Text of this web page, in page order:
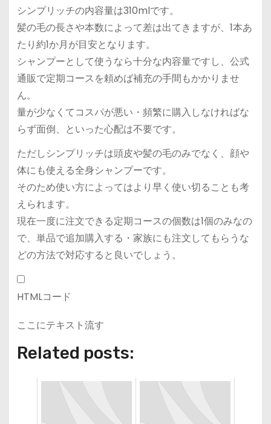
シンプリッチの内容量は310mlです。
髪の毛の長さや本数によって差は出てきますが、1本あ
たり約1か月が目安となります。
シャンプーとして使うなら十分な内容量ですし、公式
通販で定期コースを頼めば補充の手間もかかりませ
ん。
量が少なくてコスパが悪い・頻繁に購入しなければな
らず面倒、といった心配は不要です。
ただしシンプリッチは頭皮や髪の毛のみでなく、顔や
体にも使える全身シャンプーです。
そのため使い方によってはより早く使い切ることも考
えられます。
現在一度に注文できる定期コースの個数は1個のみなの
で、単品で追加購入する・家族にも注文してもらうな
どの方法で対応すると良いでしょう。
HTMLコード
ここにテキスト流す
Related posts: